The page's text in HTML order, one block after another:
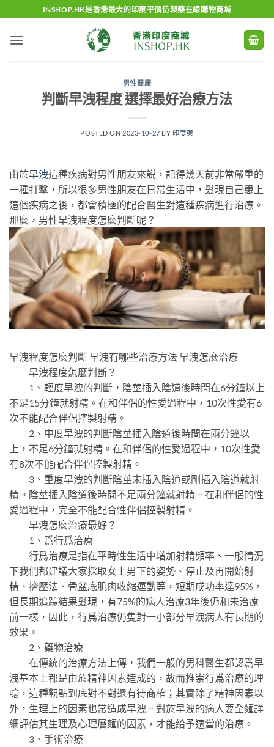
to
content
INSHOP.HK是香港最大的印度平價仿製藥在線購物商城
男性健康
判斷早洩程度 選擇最好治療方法
POSTED ON 2023-10-27 BY 印度藥
由於早洩這種疾病對男性朋友來説，記得幾天前非常嚴重的
一種打擊，所以很多男性朋友在日常生活中，髮現自己患上
這個疾病之後，都會積極的配合醫生對這種疾病進行治療。
那麼，男性早洩程度怎麼判斷呢？
早洩程度怎麼判斷 早洩有哪些治療方法 早洩怎麼治療
早洩程度怎麼判斷？
1、輕度早洩的判斷，陰莖插入陰道後時間在6分鐘以上
不足15分鐘就射精。在和伴侶的性愛過程中，10次性愛有6
次不能配合伴侶控製射精。
2、中度早洩的判斷陰莖插入陰道後時間在兩分鐘以
上，不足6分鐘就射精。在和伴侶的性愛過程中，10次性愛
有8次不能配合伴侶控製射精。
3、重度早洩的判斷陰莖未插入陰道或剛插入陰道就射
精。陰莖插入陰道後時間不足兩分鐘就射精。在和伴侶的性
愛過程中，完全不能配合性伴侶控製射精。
早洩怎麼治療最好？
1、爲行爲治療
行爲治療是指在平時性生活中增加射精頻率、一般情況
下我們都建議大家採取女上男下的姿勢、停止及再開始射
精、擠壓法、骨盆底肌肉收縮運動等，短期成功率達95%，
但長期追踪結果髮現，有75%的病人治療3年後仍和未治療
前一樣，因此，行爲治療仍隻對一小部分早洩病人有長期的
效果。
2、藥物治療
在傳統的治療方法上傳，我們一般的男科醫生都認爲早
洩基本上都是由於精神因素造成的，故而推崇行爲治療的理
唸，這種觀點到底對不對還有待商榷；其實除了精神因素以
外，生理上的因素也常造成早洩。對於早洩的病人要全麵詳
細評估其生理及心理層麵的因素，才能給予適當的治療。
3、手術治療